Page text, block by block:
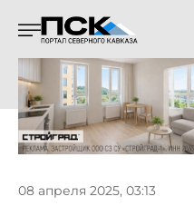
08 апреля 2025, 03:13